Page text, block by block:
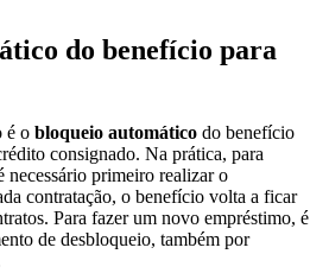
do benefício para
é o bloqueio automático do benefício
consignado. Na prática, para
necessário primeiro realizar o
contratação, o benefício volta a ficar
Para fazer um novo empréstimo, é
de desbloqueio, também por